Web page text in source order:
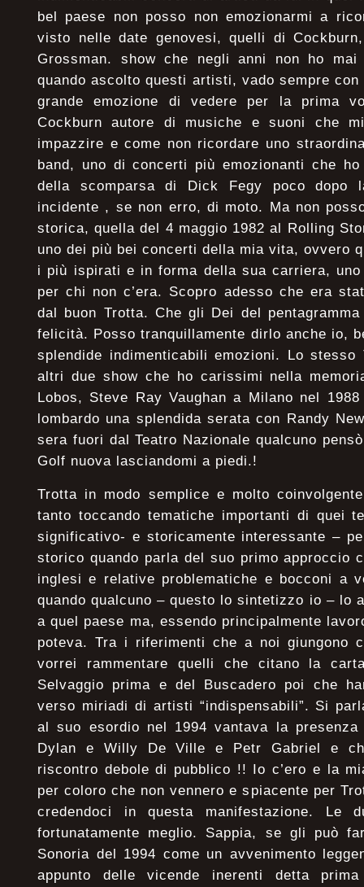
bel paese non posso non emozionarmi a
visto nelle date genovesi, quelli di
Grossman. show che negli anni non ho
quando ascolto questi artisti, vado sempre
grande emozione di vedere per la prima
Cockburn autore di musiche e suoni che
impazzire e come non ricordare uno
band, uno di concerti più emozionanti che
della scomparsa di Dick Fegy poco dopo
incidente , se non erro, di moto. Ma non
storica, quella del 4 maggio 1982 al Rolling
uno dei più bei concerti della mia vita, ovvero
i più ispirati e in forma della sua carriera,
per chi non c’era. Scopro adesso che era
dal buon Trotta. Che gli Dei del
felicità. Posso tranquillamente dirlo anche io,
splendide indimenticabili emozioni. Lo
altri due show che ho carissimi nella
Lobos, Steve Ray Vaughan a Milano nel
lombardo una splendida serata con Randy
sera fuori dal Teatro Nazionale qualcuno
Golf nuova lasciandomi a piedi.!
Trotta in modo semplice e molto
tanto toccando tematiche importanti di quei
significativo- e storicamente interessante –
storico quando parla del suo primo approccio
inglesi e relative problematiche e bocconi a
quando qualcuno – questo lo sintetizzo io – lo
a quel paese ma, essendo principalmente
poteva. Tra i riferimenti che a noi giungono
vorrei rammentare quelli che citano la
Selvaggio prima e del Buscadero poi che
verso miriadi di artisti “indispensabili”. Si
al suo esordio nel 1994 vantava la
Dylan e Willy De Ville e Petr Gabriel e
riscontro debole di pubblico !! Io c’ero e la
per coloro che non vennero e spiacente per
credendoci in questa manifestazione. Le
fortunatamente meglio. Sappia, se gli può
Sonoria del 1994 come un avvenimento
appunto delle vicende inerenti detta